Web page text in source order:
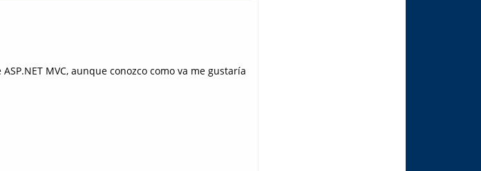
MVC, aunque conozco como va me gustaría